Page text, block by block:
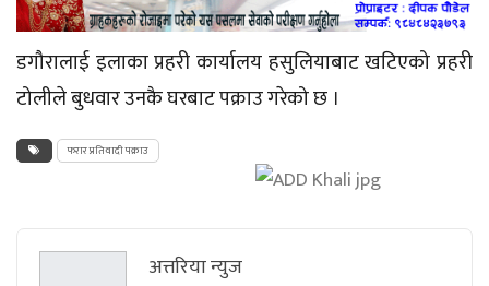
डगौरालाई इलाका प्रहरी कार्यालय हसुलियाबाट खटिएको प्रहरी
टोलीले बुधवार उनकै घरबाट पक्राउ गरेको छ ।
फरार प्रतिवादी पक्राउ
अत्तरिया न्युज